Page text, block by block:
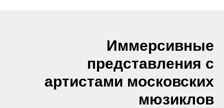
Иммерсивные
представления с
артистами московских
мюзиклов